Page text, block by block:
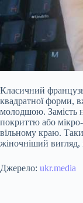
Класичний
квадратної форми,
молодшою. Замість
покриттю або мікро-
вільному краю.
жіночніший
Джерело: ukr.media